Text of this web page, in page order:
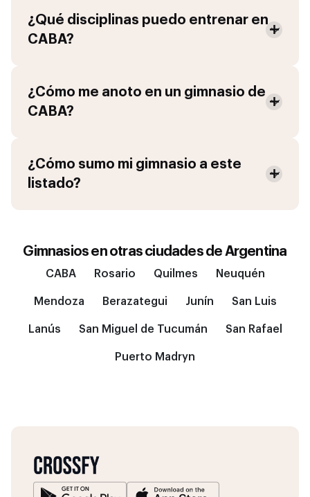
¿Qué disciplinas puedo entrenar en
CABA?
¿Cómo me anoto en un gimnasio de
CABA?
¿Cómo sumo mi gimnasio a este
listado?
Gimnasios en otras ciudades de Argentina
CABA Rosario Quilmes Neuquén
Mendoza Berazategui Junín San Luis
Lanús San Miguel de Tucumán San Rafael
Puerto Madryn